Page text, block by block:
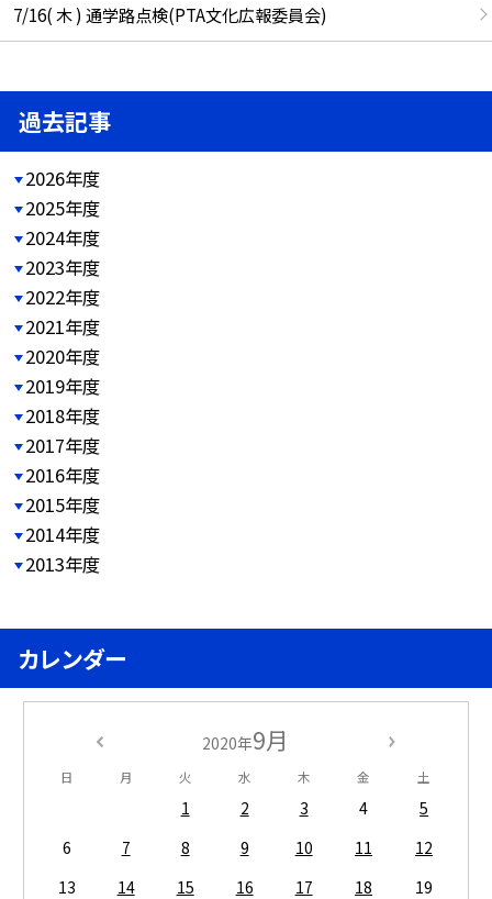
7/16( 木 ) 通学路点検(PTA文化広報委員会)
過去記事
2026年度
2025年度
2024年度
2023年度
2022年度
2021年度
2020年度
2019年度
2018年度
2017年度
2016年度
2015年度
2014年度
2013年度
カレンダー
2020年9月
日 月 火 水 木 金 土
1 2 3 4
5
6
7 8 9 10 11
12
13
14 15 16 17 18
19